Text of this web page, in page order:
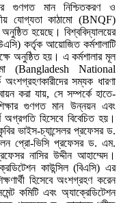
গুণগত মান নিশ্চিতকরণ ও
যোগ্যতা কাঠামো (BNQF)
হয়েছে। বিশ্ববিদ্যালয়ের
কর্তৃক আয়োজিত কর্মশালাটি
অনুষ্ঠিত হয়। এ কর্মশালার মূল
(Bangladesh National
সম্যক ধারণা
করা যায়, সে সম্পর্কে হাতে-
গুণগত মান উন্নয়ন এবং
হিসেবে বিবেচিত হয়।
ভাইস-চ্যান্সেলর প্রফেসর ড.
প্রো-ভিসি প্রফেসর ড. এম.
নাসির উদ্দীন আহাম্মেদ।
কাউন্সিল (বিএসি) এর
হিসেবে অংশগ্রহণ করেন
কমিটি এবং অ্যাক্রেডিটেশন